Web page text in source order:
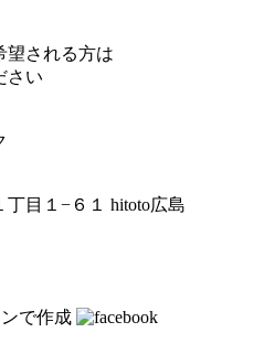
望される方は
さい
目１−６１ hitoto広島
で作成